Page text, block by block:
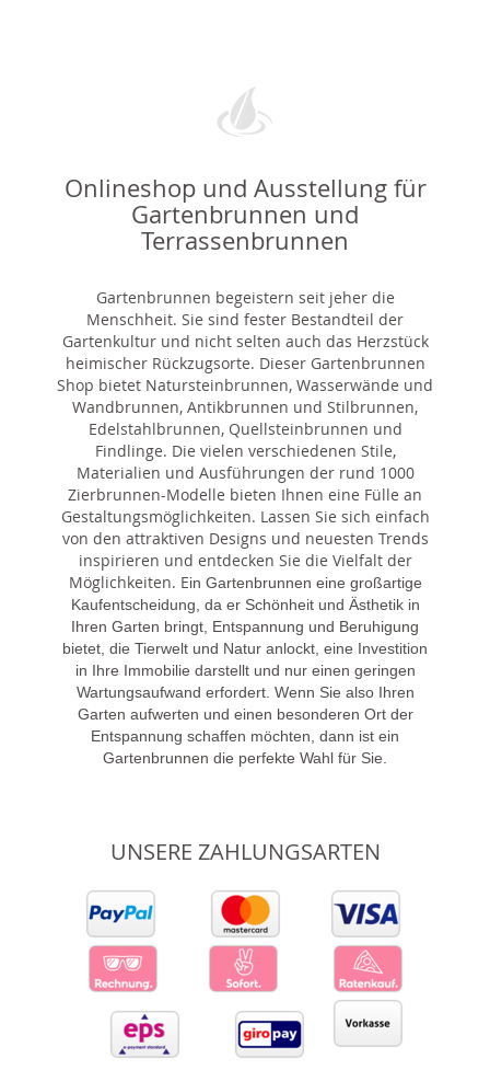
Onlineshop und Ausstellung für
Gartenbrunnen und
Terrassenbrunnen
Gartenbrunnen begeistern seit jeher die
Menschheit. Sie sind fester Bestandteil der
Gartenkultur und nicht selten auch das Herzstück
heimischer Rückzugsorte. Dieser Gartenbrunnen
Shop bietet Natursteinbrunnen, Wasserwände und
Wandbrunnen, Antikbrunnen und Stilbrunnen,
Edelstahlbrunnen, Quellsteinbrunnen und
Findlinge. Die vielen verschiedenen Stile,
Materialien und Ausführungen der rund 1000
Zierbrunnen-Modelle bieten Ihnen eine Fülle an
Gestaltungsmöglichkeiten. Lassen Sie sich einfach
von den attraktiven Designs und neuesten Trends
inspirieren und entdecken Sie die Vielfalt der
Möglichkeiten. Ein Gartenbrunnen eine großartige
Kaufentscheidung, da er Schönheit und Ästhetik in
Ihren Garten bringt, Entspannung und Beruhigung
bietet, die Tierwelt und Natur anlockt, eine Investition
in Ihre Immobilie darstellt und nur einen geringen
Wartungsaufwand erfordert. Wenn Sie also Ihren
Garten aufwerten und einen besonderen Ort der
Entspannung schaffen möchten, dann ist ein
Gartenbrunnen die perfekte Wahl für Sie.
UNSERE ZAHLUNGSARTEN